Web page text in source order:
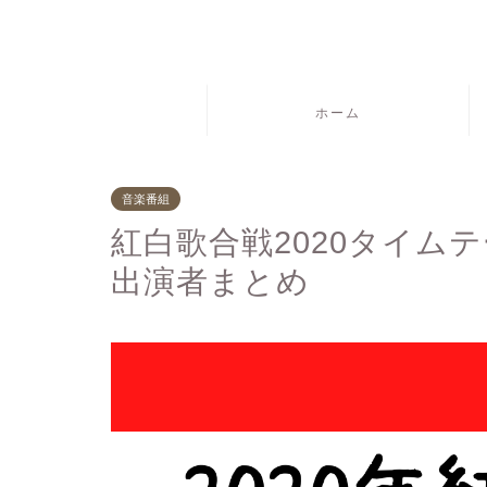
ホーム
音楽番組
紅白歌合戦2020タイム
出演者まとめ